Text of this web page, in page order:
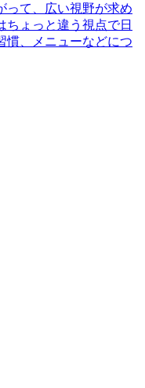
って、広い視野が求め
ちょっと違う視点で日
慣、メニューなどにつ